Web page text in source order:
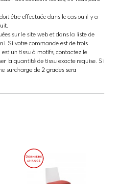
être effectuée dans le cas ou il y a
sur le site web et dans la liste de
Si votre commande est de trois
un tissu à motifs, contactez le
la quantité de tissu exacte requise. Si
surcharge de 2 grades sera